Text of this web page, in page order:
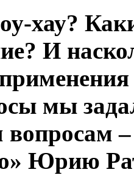
хау?
И
мы
вопросам
Юрию